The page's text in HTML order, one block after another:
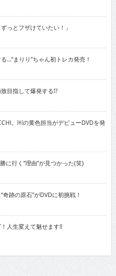
っとフザけていたい！」
まりり”ちゃん初トレカ発売！
目指して爆発する!?
。￼の黄色担当がデビューDVDを発
行く“理由”が見つかった(笑)
跡の原石”がDVDに初挑戦！
人生変えて魅せます!!